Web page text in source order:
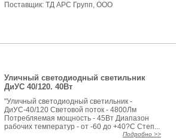
Поставщик:ТД АРС Групп, ООО
Уличный светодиодный светильник
ДиУС 40/120. 40Вт
"Уличный светодиодный светильник -
ДиУС-40/120 Световой поток - 4800Лм
Потребляемая мощность - 45Вт Диапазон
рабочих температур - от -60 до +40?С Степ...
Подробно >>